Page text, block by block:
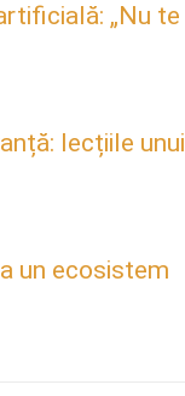
„Nu te
lecțiile unui
un ecosistem